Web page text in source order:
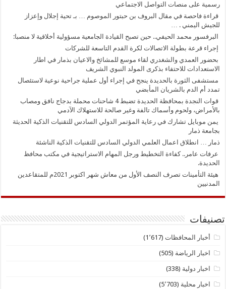
رسمية على منصات التواصل الاجتماعي
قراءة فاحصة في مقال البروف بن حبتور الموصوم … بـ تحية إجلال وإعزاز
للجيش اليمني . …
البرفسور محمد الحيفي.. حين تصبح القيادة الجامعية مسؤولية أخلاقية لا منصبا:
إجراء قرعة بطولة الاتصالات لكرة القدم التاسعة للشركات
بحضور العمدي والشغدري لقاء موسع للمشائخ والاعيان بذمار في اطار
الاستعدادات للاحتفاء بذكرى المولد النبوي الشريف
مستشفى الثورة بالحديدة ينجح في إجراء أول عملية جراحية نوعية لاستئصال
تمدد أم الدم بالشريان المأبضي
قوات النجدة بمحافظة الحديدة تضبط 4 شاحنات محملة بدجاج نافق ومصاب
بالأمراض، ولحوم وأسماك تالفة وغير صالحة للاستهلاك الآدمي
يمن موبايل تشارك في رعاية المؤتمر الدولي السادس للتقنيات الذكية الحديثة
بجامعة ذمار
ذمار … انطلاق اعمال العلمي الدولي السادس للتقنيات الذكية الناشئة
عرفات عامر.. كفاءة التخطيط ورجل المهام الاستراتيجية في مكتب محافظ
الحديدة.
هيئة التأمينات تصرف النصف الأول من معاش شهر اكتوبر 2021م للمتقاعدين
المدنيين
تصنيفات
أخبار المحافظات (1٬617)
اخبار الرياضة (505)
اخبار دولية (338)
اخبار محلية (5٬703)